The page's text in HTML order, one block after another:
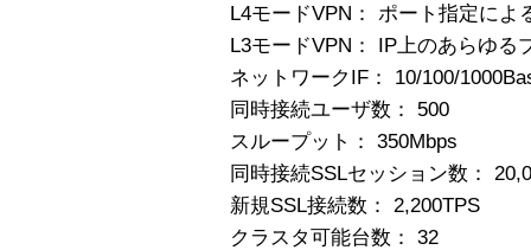
L4モードVPN： ポート指定によ
L3モードVPN： IP上のあらゆる
ネットワークIF： 10/100/
同時接続ユーザ数： 500
スループット： 350Mbps
同時接続SSLセッション数：
新規SSL接続数： 2,200TPS
クラスタ可能台数： 32